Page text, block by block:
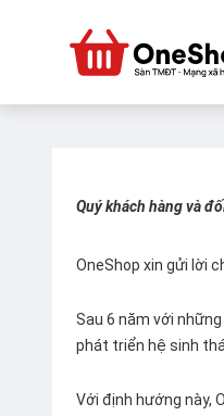
Quý khách hàng và
OneShop xin gửi lời
Sau 6 năm với
phát triển hệ sinh
Với định hướng này,